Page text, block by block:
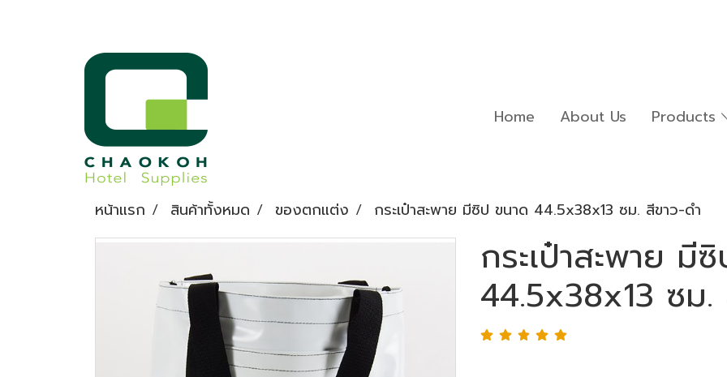
Home About Us Products
หน้าแรก สินค้าทั้งหมด ของตกแต่ง กระเป๋าสะพาย มีซิป ขนาด 44.5x38x13 ซม. สีขาว-ดำ
กระเป๋าสะพาย มี
44.5x38x13 ซม.